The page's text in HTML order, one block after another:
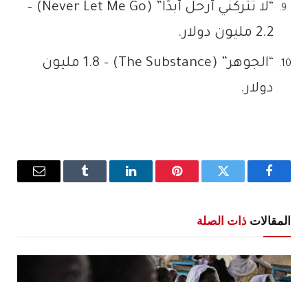
“لا تتركني أرحل أبدًا” (Never Let Me Go) –
2.2 مليون دولار.
“الجوهر” (The Substance) – 1.8 مليون
دولار.
فيسبوك تويتر بينتيريستلينكدإن Tumblr
البريد
المقالات ذات الصلة